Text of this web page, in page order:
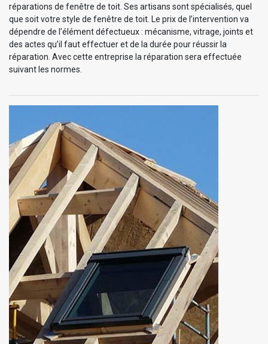
réparations de fenêtre de toit. Ses artisans sont spécialisés, quel
que soit votre style de fenêtre de toit. Le prix de l’intervention va
dépendre de l’élément défectueux : mécanisme, vitrage, joints et
des actes qu’il faut effectuer et de la durée pour réussir la
réparation. Avec cette entreprise la réparation sera effectuée
suivant les normes.